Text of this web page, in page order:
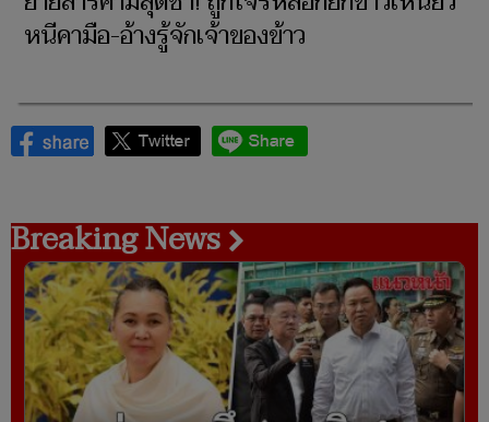
หนีคามือ-อ้างรู้จักเจ้าของข้าว
Breaking News